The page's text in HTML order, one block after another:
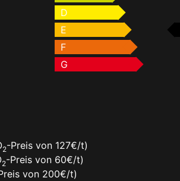
D
E
F
G
2-Preis von 127€/t)
2-Preis von 60€/t)
von 200€/t)